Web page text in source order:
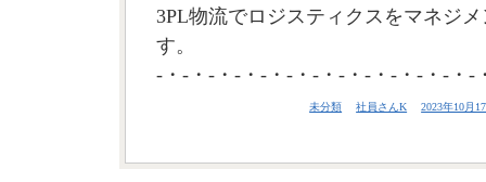
3PL物流でロジスティクスをマネジ
す。
-・-・-・-・-・-・-・-・-・-・-・-・-
未分類 社員さんK 2023年10月